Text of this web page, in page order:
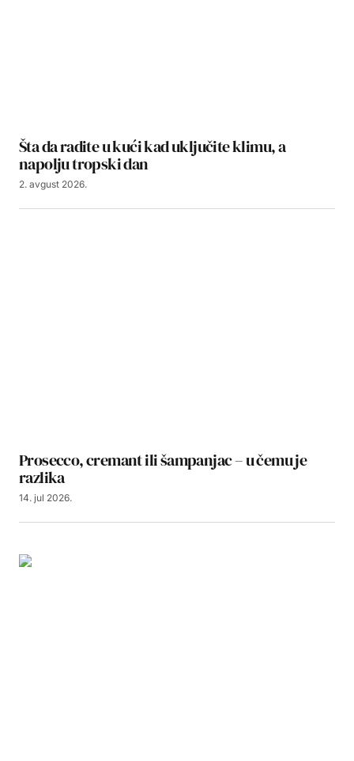
Šta da radite u kući kad uključite klimu, a
napolju tropski dan
2. avgust 2026.
Prosecco, cremant ili šampanjac – u čemu je
razlika
14. jul 2026.